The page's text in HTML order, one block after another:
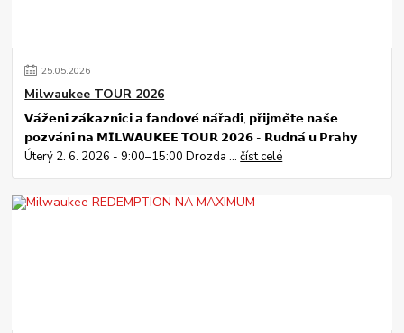
25.05.2026
Milwaukee TOUR 2026
𝗩𝗮́𝘇̌𝗲𝗻𝗶́ 𝘇𝗮́𝗸𝗮𝘇𝗻𝗶́𝗰𝗶 𝗮 𝗳𝗮𝗻𝗱𝗼𝘃𝗲́ 𝗻𝗮́𝗿̌𝗮𝗱𝗶́, 𝗽𝗿̌𝗶𝗷𝗺𝗲̌𝘁𝗲 𝗻𝗮𝘀̌𝗲
𝗽𝗼𝘇𝘃𝗮́𝗻𝗶́ 𝗻𝗮 𝗠𝗜𝗟𝗪𝗔𝗨𝗞𝗘𝗘 𝗧𝗢𝗨𝗥 𝟮𝟬𝟮𝟲 - 𝗥𝘂𝗱𝗻𝗮́ 𝘂 𝗣𝗿𝗮𝗵𝘆
Úterý 2. 6. 2026 - 9:00–15:00 Drozda ...číst celé